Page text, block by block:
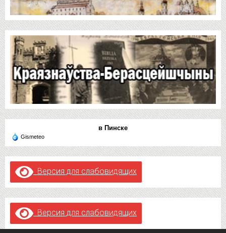
в Пинске
Gismeteo
Версия для слабовидящих
Версия для слабовидящих